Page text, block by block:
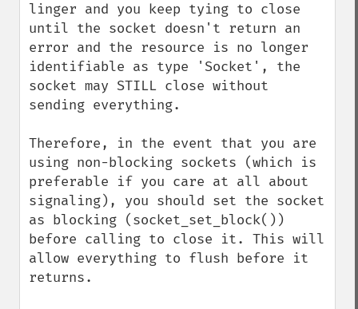
linger and you keep tying to close
until the socket doesn't return an
error and the resource is no longer
identifiable as type 'Socket', the
socket may STILL close without
sending everything.
Therefore, in the event that you are
using non-blocking sockets (which is
preferable if you care at all about
signaling), you should set the socket
as blocking (socket_set_block())
before calling to close it. This will
allow everything to flush before it
returns.